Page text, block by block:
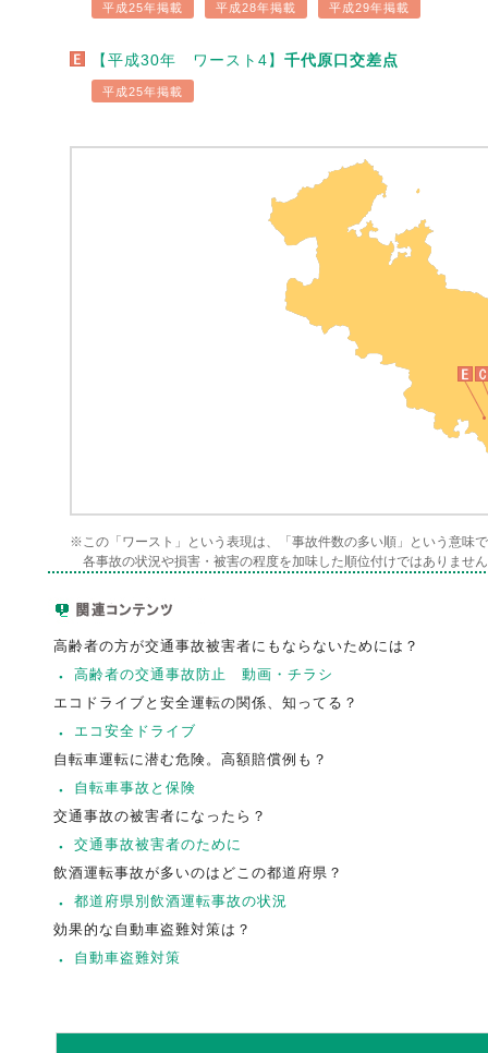
平成25年掲載 平成28年掲載 平成29年掲載
【平成30年 ワースト4】 千代原口交差点
平成25年掲載
※この「ワースト」という表現は、「事故件数の多い順」という意味
各事故の状況や損害・被害の程度を加味した順位付けではありませ
高齢者の方が交通事故被害者にもならないためには？
高齢者の交通事故防止 動画・チラシ
エコドライブと安全運転の関係、知ってる？
エコ安全ドライブ
自転車運転に潜む危険。高額賠償例も？
自転車事故と保険
交通事故の被害者になったら？
交通事故被害者のために
飲酒運転事故が多いのはどこの都道府県？
都道府県別飲酒運転事故の状況
効果的な自動車盗難対策は？
自動車盗難対策